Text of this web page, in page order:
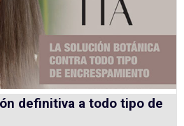
definitiva a todo tipo de